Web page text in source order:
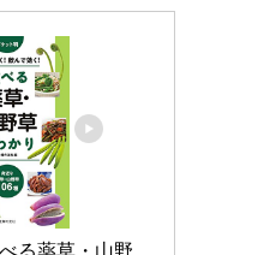
る薬草・山野